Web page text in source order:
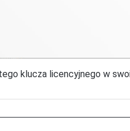
klucza licencyjnego w